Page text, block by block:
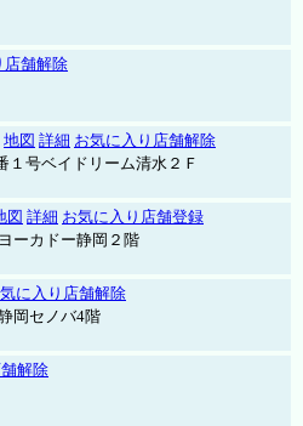
店舗解除
地図 詳細 お気に入り店舗解除
１号ベイドリーム清水２Ｆ
図 詳細 お気に入り店舗登録
ーカドー静岡２階
に入り店舗解除
岡セノバ4階
解除